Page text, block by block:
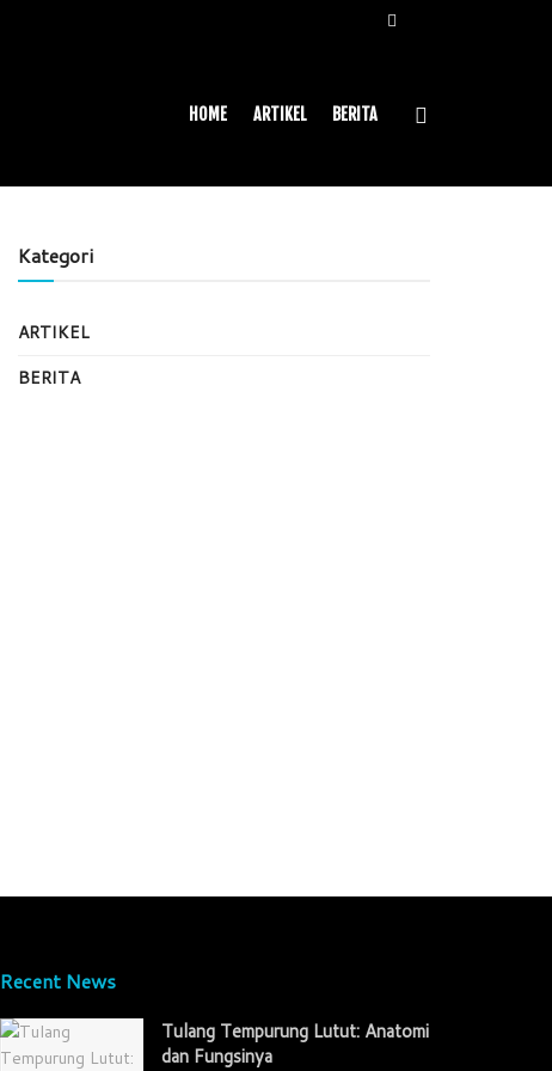
HOME ARTIKEL BERITA
Kategori
ARTIKEL
BERITA
Recent News
Tulang Tempurung Lutut: Anatomi
dan Fungsinya